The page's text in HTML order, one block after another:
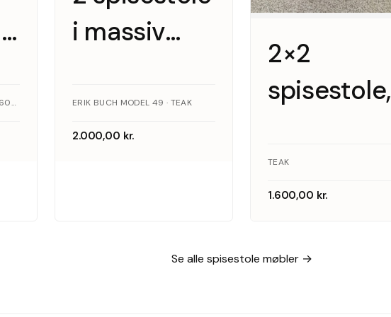
KNUD FÆRCH MODEL 343 · 1960S · EGETRÆ
i massiv
Erik buch
model
ERIK BUCH MODEL 49 · TEAK
2.000,00 kr.
2×2
spisestole,
TEAK
1.600,00 kr.
Se alle spisestole møbler →